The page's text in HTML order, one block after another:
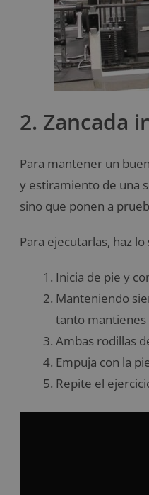
2. Zancada
Para mantener un
y estiramiento de una
sino que ponen a
Para ejecutarlas, haz
Inicia de pie y
Manteniendo
tanto
Ambas rodillas
Empuja con la
Repite el